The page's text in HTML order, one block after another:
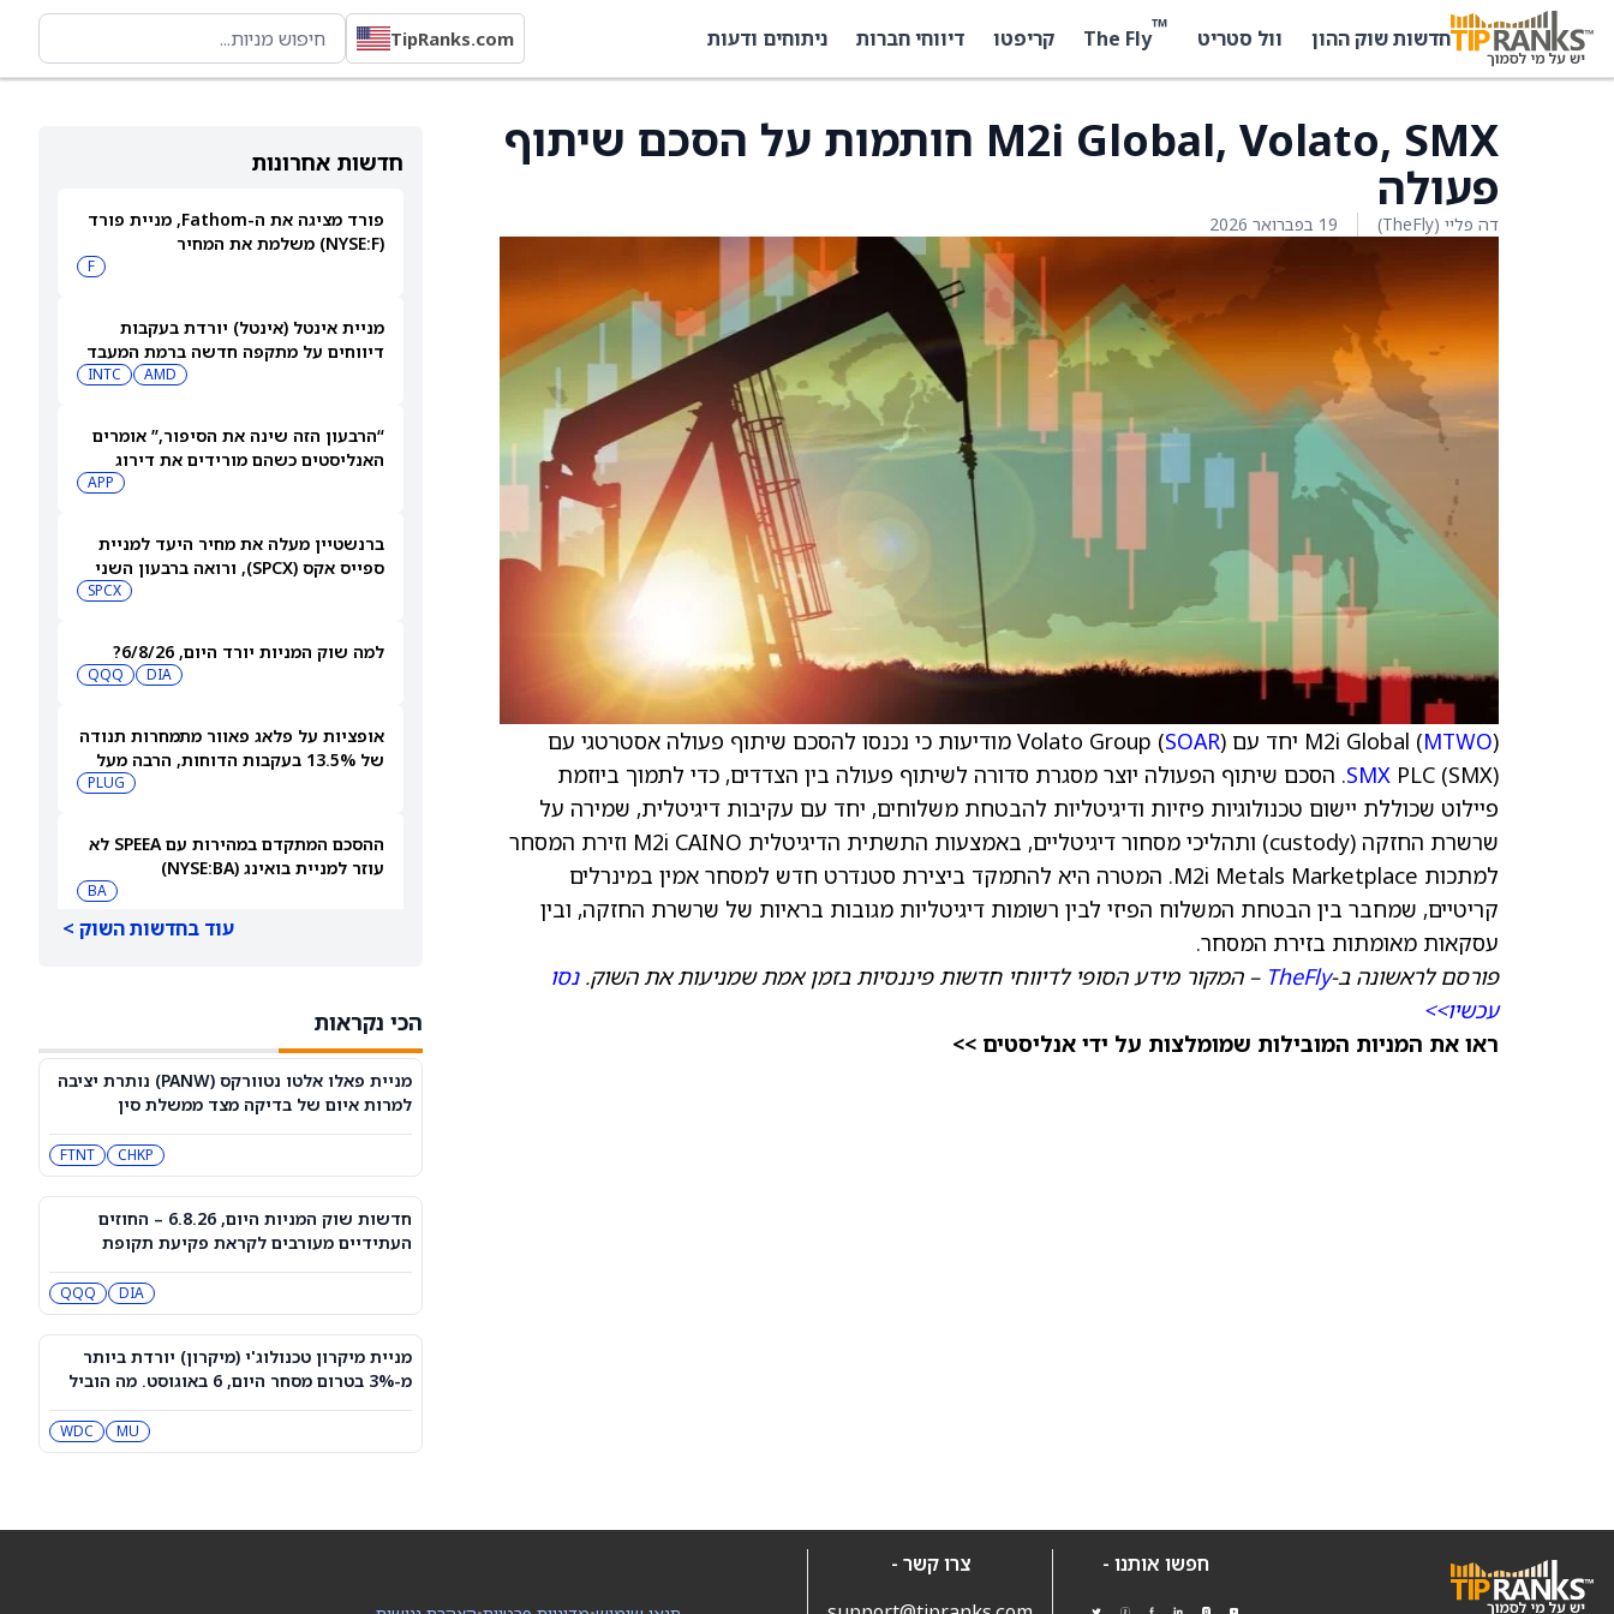
חדשות שוק ההון וול סטריט ™
The Fly קריפטו דיווחי חברות ניתוחים ודעות TipRanks.com
חדשות אחרונות
פורד מציגה את ה-Fathom, מניית פורד
(NYSE:F) משלמת את המחיר
F
מניית אינטל (אינטל) יורדת בעקבות
דיווחים על מתקפה חדשה ברמת המעבד
AMD
INTC
“הרבעון הזה שינה את הסיפור,” אומרים
האנליסטים כשהם מורידים את דירוג
מניית AppLovin (APP) ומקצצים את APP
ברנשטיין מעלה את מחיר היעד למניית
ספייס אקס (SPCX), ורואה ברבעון השני
SPCX
למה שוק המניות יורד היום, 6/8/26?
DIA
QQQ
אופציות על פלאג פאוור מתמחרות תנודה
של 13.5% בעקבות הדוחות, הרבה מעל
PLUG
ההסכם המתקדם במהירות עם SPEEA לא
עוזר למניית בואינג (NYSE:BA)
BA
למה מניית הפני סטוק סקייקורפ סולר
גרופ (PN) עולה היום?
סיכויי פולימרקט: האם [UAA], ‏[WEN] ו-
[MKTX] יכו את תחזיות הדוח מחר?
UAA
WEN
מניית מיקרוסופט (מיקרוסופט) עולה בזמן
מניית טייק טו אינטראקטיב (TTWO) ירדה
למרות החדשות על טריילר ל-GTA VI
MSFT
NFLX
עוד בחדשות השוק >
הכי נקראות
מניית פאלו אלטו נטוורקס (PANW) נותרת יציבה
למרות איום של בדיקה מצד ממשלת סין
CHKP
FTNT
חדשות שוק המניות היום, 6.8.26 – החוזים
העתידיים מעורבים לקראת פקיעת תקופת
החסימה של ספייס אקס
DIA
QQQ
מניית מיקרון טכנולוג'י (מיקרון) יורדת ביותר
מ-3% בטרום מסחר היום, 6 באוגוסט. מה הוביל
לגל המכירות?
MU
WDC
M2i Global, Volato, SMX חותמות על הסכם שיתוף
פעולה
דה פליי (TheFly) 19 בפברואר 2026
M2i Global (MTWO) יחד עם Volato Group ( SOAR) מודיעות כי נכנסו להסכם שיתוף פעולה אסטרטגי עם
SMXPLC (SMX). הסכם שיתוף הפעולה יוצר מסגרת סדורה לשיתוף פעולה בין הצדדים, כדי לתמוך ביוזמת
פיילוט שכוללת יישום טכנולוגיות פיזיות ודיגיטליות להבטחת משלוחים, יחד עם עקיבות דיגיטלית, שמירה על
שרשרת החזקה (custody) ותהליכי מסחור דיגיטליים, באמצעות התשתית הדיגיטלית M2i CAINO וזירת המסחר
למתכות M2i Metals Marketplace. המטרה היא להתמקד ביצירת סטנדרט חדש למסחר אמין במינרלים
קריטיים, שמחבר בין הבטחת המשלוח הפיזי לבין רשומות דיגיטליות מגובות בראיות של שרשרת החזקה, ובין
עסקאות מאומתות בזירת המסחר.
פורסם לראשונה ב-TheFly – המקור מידע הסופי לדיווחי חדשות פיננסיות בזמן אמת שמניעות את השוק.נסו
עכשיו>>
ראו את המניות המובילות שמומלצות על ידי אנליסטים >>
חפשו אותנו -
צרו קשר -